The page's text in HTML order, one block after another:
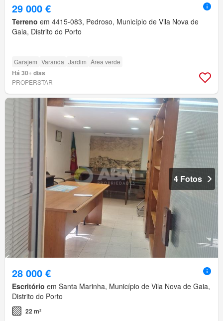
29 000 €
Terreno em 4415-083, Pedroso, Município de Vila Nova de
Gaia, Distrito do Porto
Garajem Varanda Jardim Área verde
Há 30+ dias
PROPERSTAR
4 Fotos
28 000 €
Escritório em Santa Marinha, Município de Vila Nova de Gaia,
Distrito do Porto
22 m²